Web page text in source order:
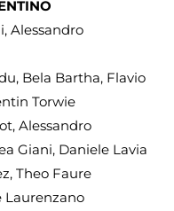
Alessandro
Bela Bartha, Flavio
Torwie
Alessandro
Giani, Daniele Lavia
Theo Faure
Laurenzano